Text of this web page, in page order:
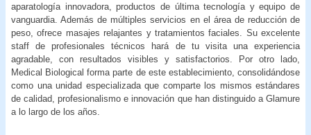
aparatología innovadora, productos de última tecnología y equipo de
vanguardia. Además de múltiples servicios en el área de reducción de
peso, ofrece masajes relajantes y tratamientos faciales. Su excelente
staff de profesionales técnicos hará de tu visita una experiencia
agradable, con resultados visibles y satisfactorios. Por otro lado,
Medical Biological forma parte de este establecimiento, consolidándose
como una unidad especializada que comparte los mismos estándares
de calidad, profesionalismo e innovación que han distinguido a Glamure
a lo largo de los años.